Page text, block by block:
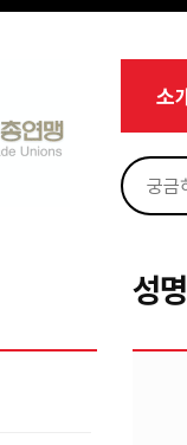
소
성